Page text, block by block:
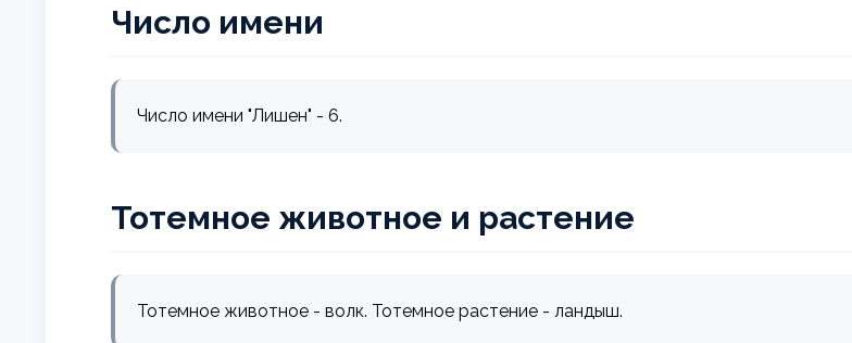
Число имени
Число имени "Лишен" - 6.
Тотемное животное и растение
Тотемное животное - волк. Тотемное растение - ландыш.